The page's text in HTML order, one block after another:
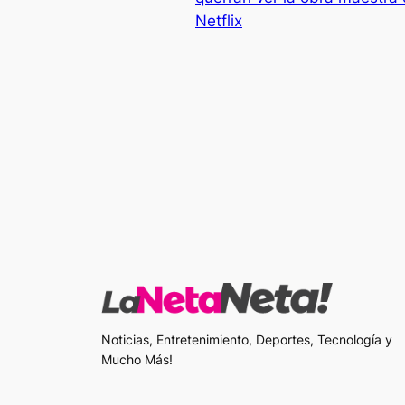
Netflix
Noticias, Entretenimiento, Deportes, Tecnología y
Mucho Más!